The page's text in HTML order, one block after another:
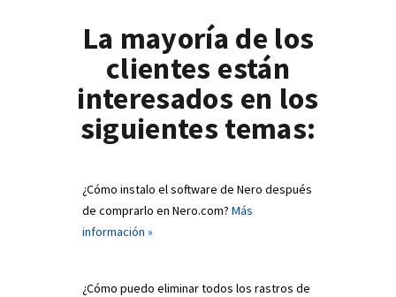
La mayoría de los
clientes están
interesados en los
siguientes temas:
¿Cómo instalo el software de Nero después
de comprarlo en Nero.com? Más
información »
¿Cómo puedo eliminar todos los rastros de